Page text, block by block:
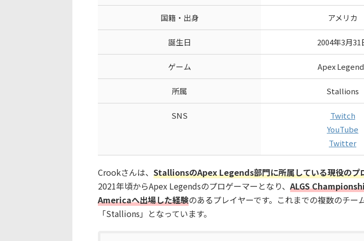
国籍・出身 アメリカ
誕生日 2004年3月31
ゲーム Apex
所属 Stallions
SNS
Twitch
YouTube
Twitter
Crookさんは、 StallionsのApex Legends部門に所属している現役のプ
2021年頃からApex Legendsのプロゲーマーとなり、ALGS
Americaへ出場した経験のあるプレイヤーです。これまでの複数のチー
「Stallions」となっています。